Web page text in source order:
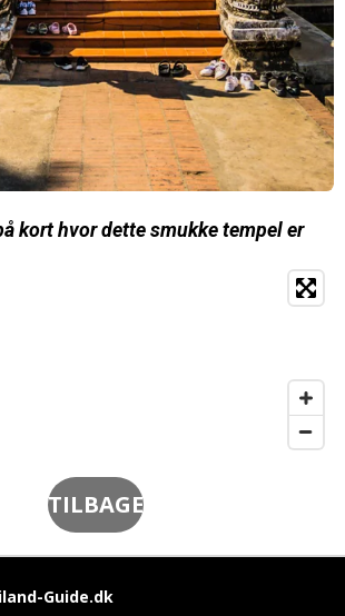
kort hvor dette smukke tempel er
TILBAGE
Guide.dk